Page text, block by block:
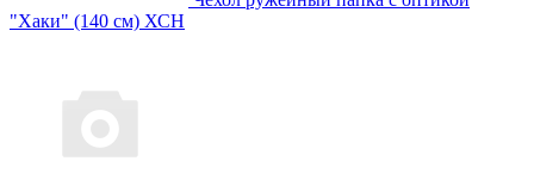
"Хаки" (140 см) ХСН